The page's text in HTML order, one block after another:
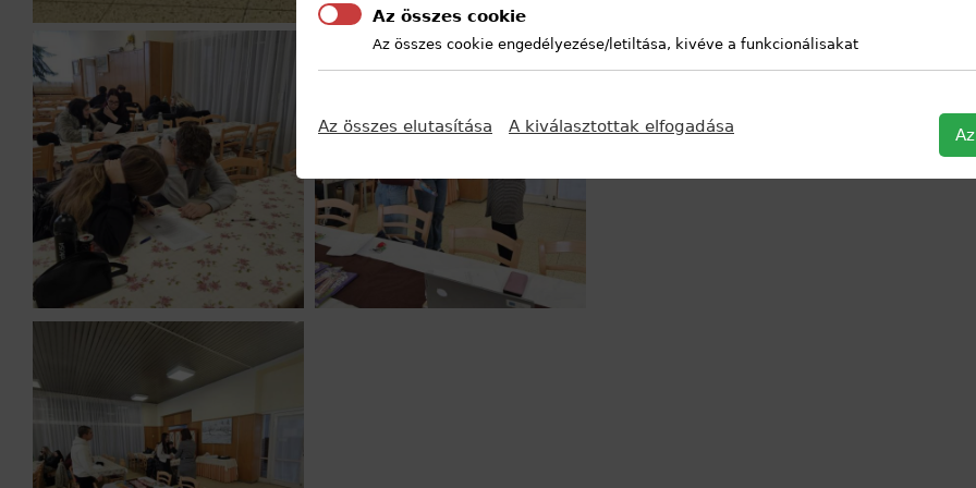
Az összes cookie
Az összes cookie engedélyezése/letiltása, kivéve a funkcionálisakat
Az összes elutasítása A kiválasztottak elfogadása